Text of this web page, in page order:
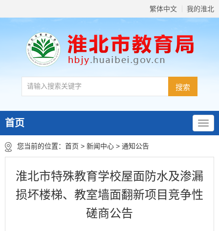
繁体中文 我的淮北
首页
您当前的位置： 首页 > 新闻中心 > 通知公告
淮北市特殊教育学校屋面防水及渗漏
损坏楼梯、教室墙面翻新项目竞争性
磋商公告